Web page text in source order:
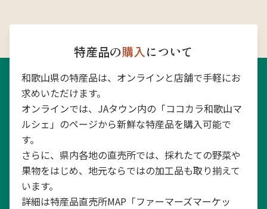
特産品の購入について
和歌山県の特産品は、オンラインと店舗で手軽にお
求めいただけます。
オンラインでは、JAタウン内の「ココカラ和歌山マ
ルシェ」のページから新鮮な特産品を購入可能で
す。
さらに、県内各地の直売所では、採れたての野菜や
果物をはじめ、地元ならではの加工品も取り揃えて
います。
詳細は特産品直売所MAP「ファーマーズマーケッ